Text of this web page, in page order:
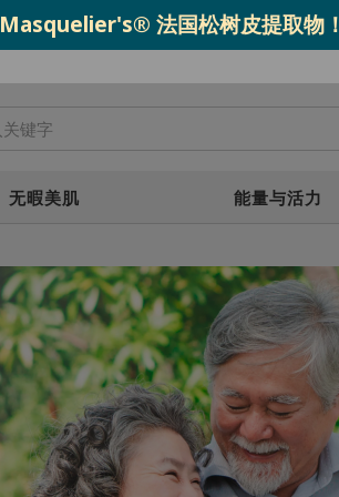
Masquelier's® 法国松树皮提取物！
无暇美肌 能量与活力